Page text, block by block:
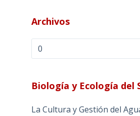
Archivos
Archivos
Biología y Ecología del
La Cultura y Gestión del